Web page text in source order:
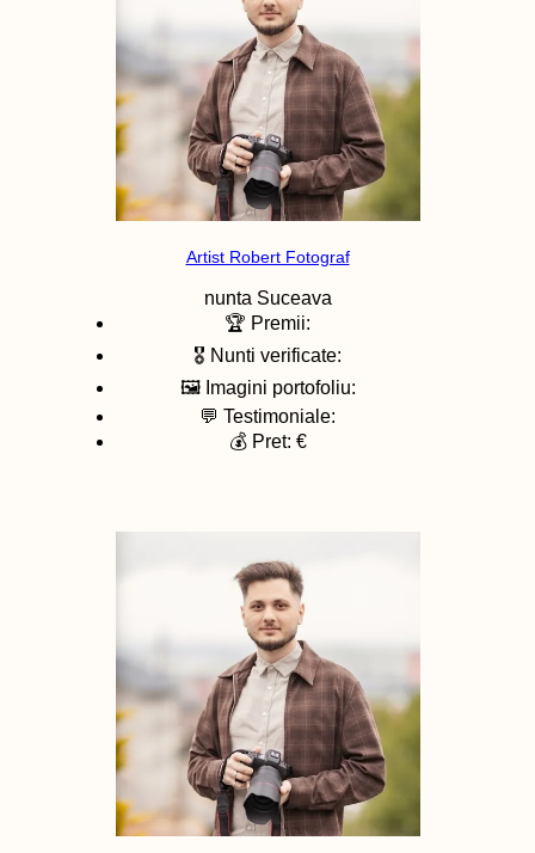
Artist Robert Fotograf
nunta Suceava
🏆 Premii:
🎖️ Nunti verificate:
🖼️ Imagini portofoliu:
💬 Testimoniale:
💰 Pret: €